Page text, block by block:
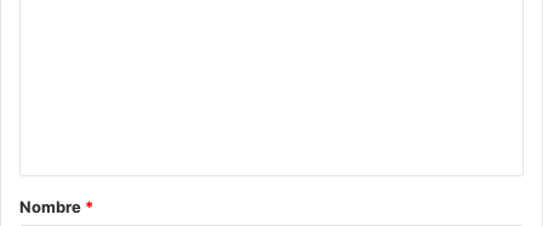
r
Nombre *